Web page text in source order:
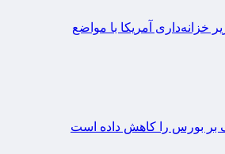
خزانه‌داری آمریکا با مواضع
بر بورس را کاهش داده است